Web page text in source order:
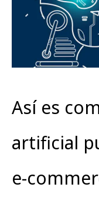
Así es
artificial
e-